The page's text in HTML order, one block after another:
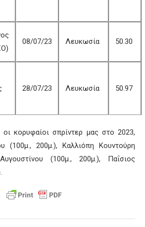
08/07/23 Λευκωσία 50.30
28/07/23 Λευκωσία 50.97
κορυφαίοι σπρίντερ μας στο 2023,
(100μ., 200μ.), Καλλιόπη Κουντούρη
(100μ., 200μ.), Παΐσιος